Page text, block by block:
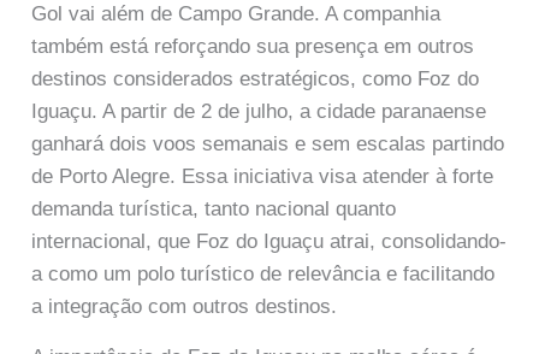
Gol vai além de Campo Grande. A companhia
também está reforçando sua presença em outros
destinos considerados estratégicos, como Foz do
Iguaçu. A partir de 2 de julho, a cidade paranaense
ganhará dois voos semanais e sem escalas partindo
de Porto Alegre. Essa iniciativa visa atender à forte
demanda turística, tanto nacional quanto
internacional, que Foz do Iguaçu atrai, consolidando-
a como um polo turístico de relevância e facilitando
a integração com outros destinos.